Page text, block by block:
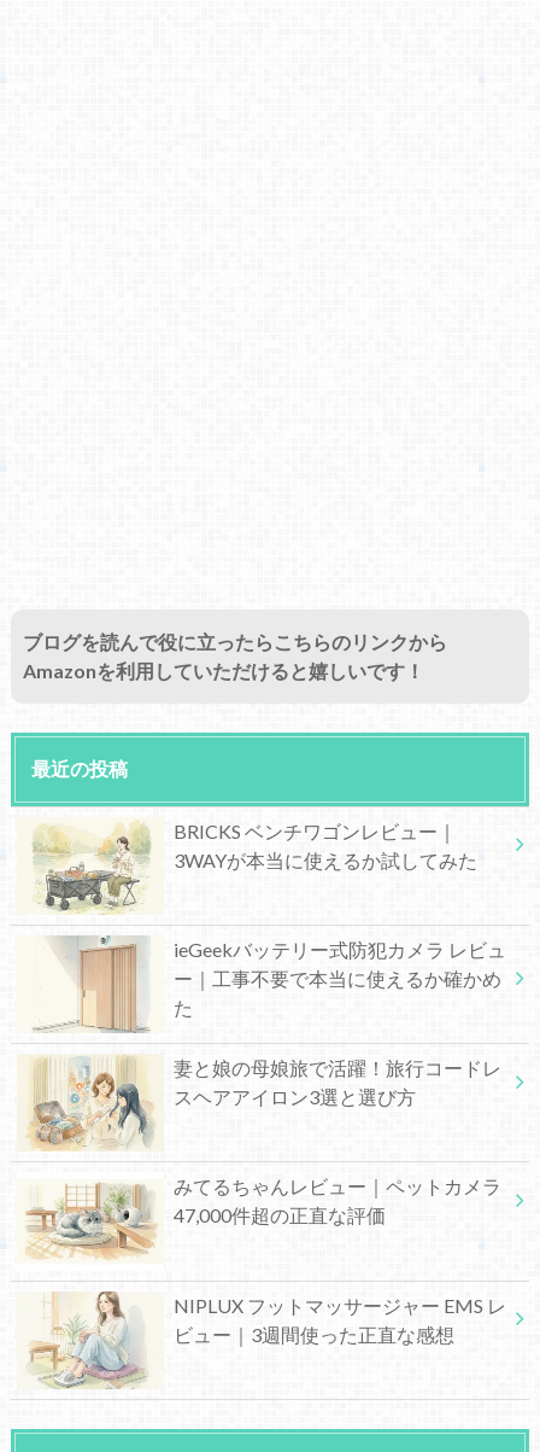
ブログを読んで役に立ったらこちらのリンクから
Amazonを利用していただけると嬉しいです！
最近の投稿
BRICKS ベンチワゴンレビュー｜
3WAYが本当に使えるか試してみた
ieGeekバッテリー式防犯カメラ レビュ
ー｜工事不要で本当に使えるか確かめ
た
妻と娘の母娘旅で活躍！旅行コードレ
スヘアアイロン3選と選び方
みてるちゃんレビュー｜ペットカメラ
47,000件超の正直な評価
NIPLUX フットマッサージャー EMS レ
ビュー｜3週間使った正直な感想